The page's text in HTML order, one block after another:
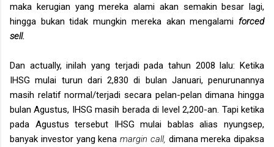
maka kerugian yang mereka alami akan semakin besar lagi,
hingga bukan tidak mungkin mereka akan mengalami forced
sell.
Dan actually, inilah yang terjadi pada tahun 2008 lalu: Ketika
IHSG mulai turun dari 2,830 di bulan Januari, penurunannya
masih relatif normal/terjadi secara pelan-pelan dimana hingga
bulan Agustus, IHSG masih berada di level 2,200-an. Tapi ketika
pada Agustus tersebut IHSG mulai bablas alias nyungsep,
banyak investor yang kena margin call, dimana mereka dipaksa